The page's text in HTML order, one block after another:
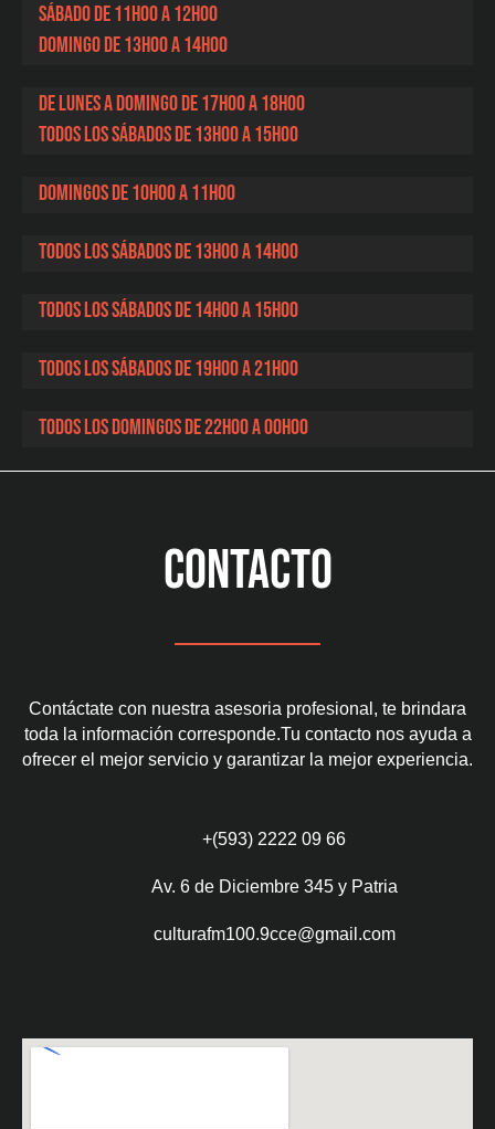
Sábado de 11h00 a 12h00
domingo de 13h00 a 14h00
De lunes a domingo de 17h00 a 18h00
Todos los sábados de 13h00 a 15h00
domingos de 10h00 a 11h00
Todos los sábados de 13h00 a 14h00
Todos los sábados de 14h00 a 15h00
Todos los sábados de 19h00 a 21h00
Todos los domingos de 22h00 a 00h00
CONTACTO
Contáctate con nuestra asesoria profesional, te brindara
toda la información corresponde.Tu contacto nos ayuda a
ofrecer el mejor servicio y garantizar la mejor experiencia.
+(593) 2222 09 66
Av. 6 de Diciembre 345 y Patria
culturafm100.9cce@gmail.com